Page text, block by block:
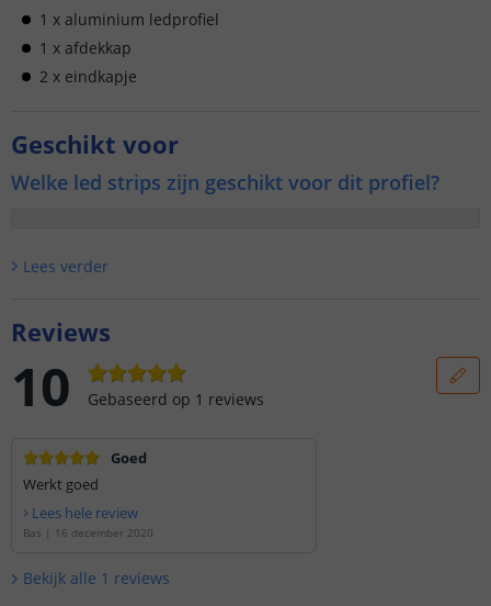
1 x aluminium ledprofiel
1 x afdekkap
2 x eindkapje
Geschikt voor
Welke led strips zijn geschikt voor dit profiel?
Lees verder
Reviews
10 Gebaseerd op 1 reviews
Goed
Werkt goed
Lees hele review
Bas | 16 december 2020
Bekijk alle 1 reviews